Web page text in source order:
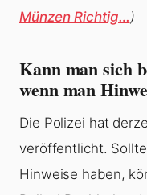
Münzen Richtig… )
Kann man sich
wenn man
Die Polizei hat
veröffentlicht.
Hinweise haben,